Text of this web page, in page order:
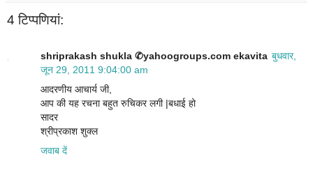
4 टिप्‍पणियां:
shriprakash shukla ✆yahoogroups.com ekavita बुधवार,
जून 29, 2011 9:04:00 am
आदरणीय आचार्य जी,
आप की यह रचना बहुत रुचिकर लगी |बधाई हो
सादर
श्रीप्रकाश शुक्ल
जवाब दें